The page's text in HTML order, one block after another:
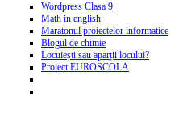
Wordpress Clasa 9
Math in english
Maratonul proiectelor informatice
Blogul de chimie
Locuiești sau aparții locului?
Proiect EUROSCOLA